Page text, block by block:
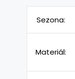
Sezona:
Materiál: